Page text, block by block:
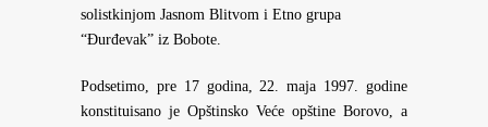
solistkinjom Jasnom Blitvom i Etno grupa
“Đurđevak” iz Bobote.
Podsetimo, pre 17 godina, 22. maja 1997. godine
konstituisano je Opštinsko Veće opštine Borovo, a